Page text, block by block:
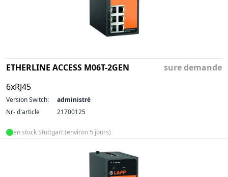
ETHERLINE ACCESS M06T-2GEN
6xRJ45
sure demande
Version Switch:
administré
Nr- d'article
21700125
en stock Stuttgart (environ 5 jours)